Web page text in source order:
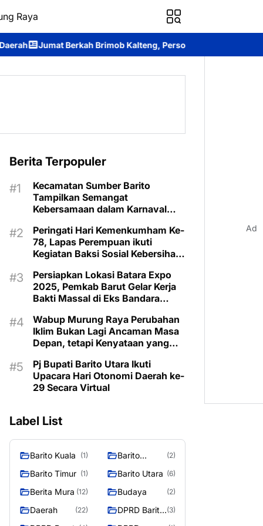
Raya
Brimob Kalteng, Personel Batalyon B Pelopor Berbagi
Berita Terpopuler
Kecamatan Sumber Barito
Tampilkan Semangat
Kebersamaan dalam Karnaval
Peringati Hari Kemenkumham Ke-
78, Lapas Perempuan ikuti
Kegiatan Baksi Sosial Kebersihan
Persiapkan Lokasi Batara Expo
2025, Pemkab Barut Gelar Kerja
Bakti Massal di Eks Bandara
Wabup Murung Raya Perubahan
Iklim Bukan Lagi Ancaman Masa
Depan, tetapi Kenyataan yang
Pj Bupati Barito Utara Ikuti
Upacara Hari Otonomi Daerah ke-
29 Secara Virtual
Label List
Barito Kuala (1)
Barito
(2)
Barito Timur (1) Barito Utara (6)
Berita Mura (12) Budaya (2)
Daerah (22)
DPRD Barito (3)
Ad